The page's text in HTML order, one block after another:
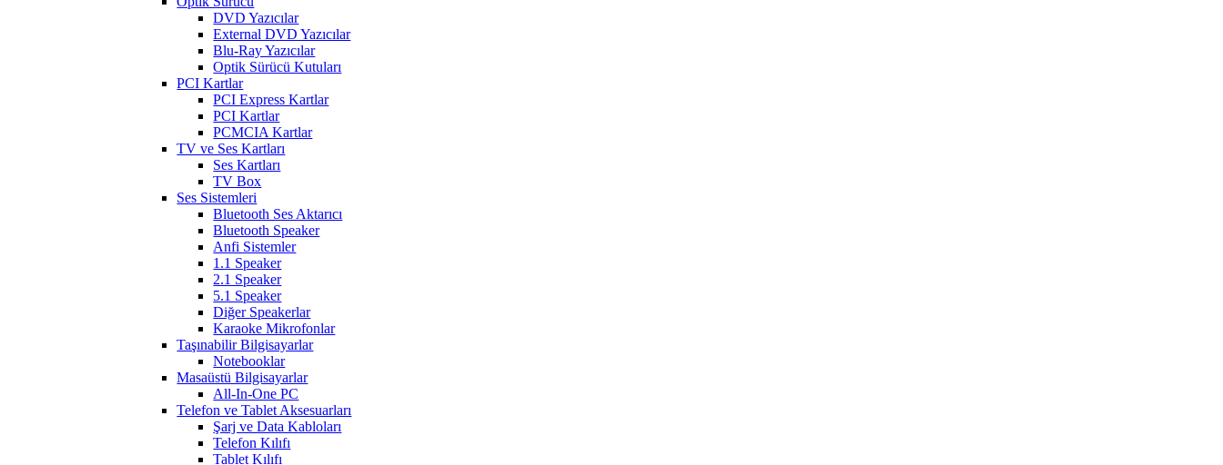
DVD Yazıcılar
External DVD Yazıcılar
Blu-Ray Yazıcılar
Optik Sürücü Kutuları
PCI Kartlar
PCI Express Kartlar
PCI Kartlar
PCMCIA Kartlar
TV ve Ses Kartları
Ses Kartları
TV Box
Ses Sistemleri
Bluetooth Ses Aktarıcı
Bluetooth Speaker
Anfi Sistemler
1.1 Speaker
2.1 Speaker
5.1 Speaker
Diğer Speakerlar
Karaoke Mikrofonlar
Taşınabilir Bilgisayarlar
Notebooklar
Masaüstü Bilgisayarlar
All-In-One PC
Telefon ve Tablet Aksesuarları
Şarj ve Data Kabloları
Telefon Kılıfı
Tablet Kılıfı